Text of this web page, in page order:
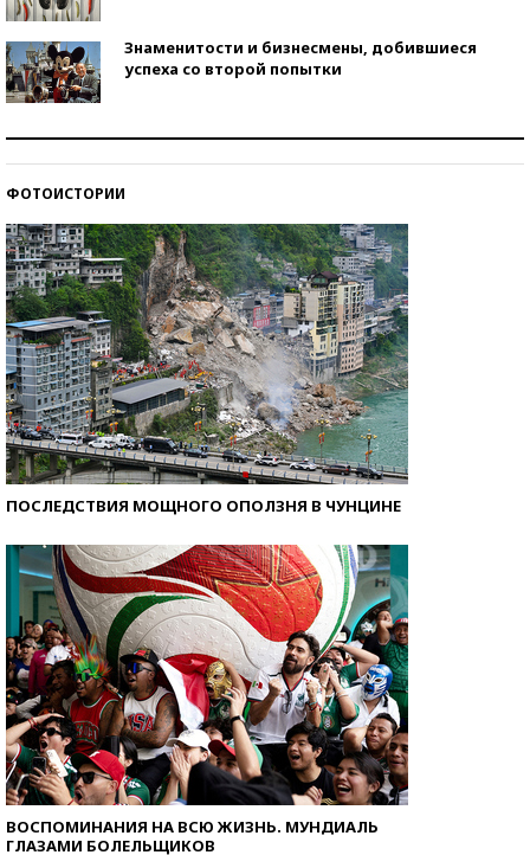
Знаменитости и бизнесмены, добившиеся
успеха со второй попытки
ФОТОИСТОРИИ
ПОСЛЕДСТВИЯ МОЩНОГО ОПОЛЗНЯ В ЧУНЦИНЕ
ВОСПОМИНАНИЯ НА ВСЮ ЖИЗНЬ. МУНДИАЛЬ
ГЛАЗАМИ БОЛЕЛЬЩИКОВ